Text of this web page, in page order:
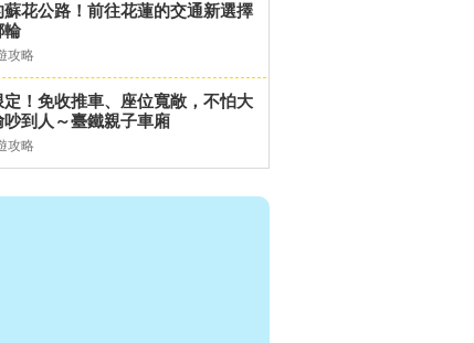
蘇花公路！前往花蓮的交通新選擇
輪
攻略
定！免收推車、座位寬敞，不怕大
吵到人～臺鐵親子車廂
攻略